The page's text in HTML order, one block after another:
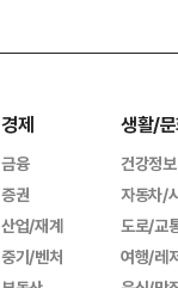
경제
금융
증권
산업/재계
중기/벤처
생활/
건강정보
자동차/
도로/교
여행/레